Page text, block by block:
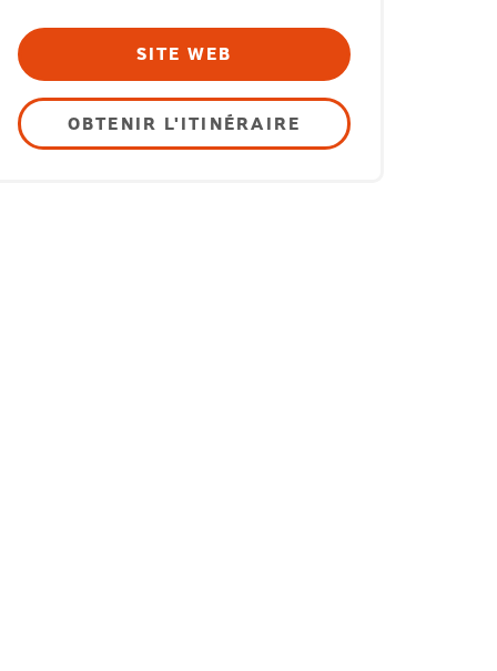
SITE WEB
OBTENIR L'ITINÉRAIRE